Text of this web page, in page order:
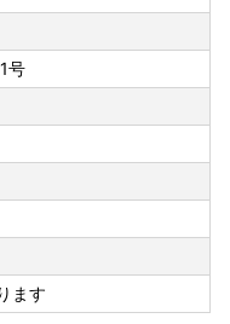
ついて】
請対象自治体です。
応が可能です。
き、変更届もオンライ
ら▼▼▼
のお知らせ
号
ます